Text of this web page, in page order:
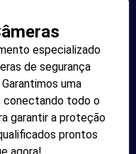
especializado
de segurança
uma
conectando todo o
garantir a proteção
prontos